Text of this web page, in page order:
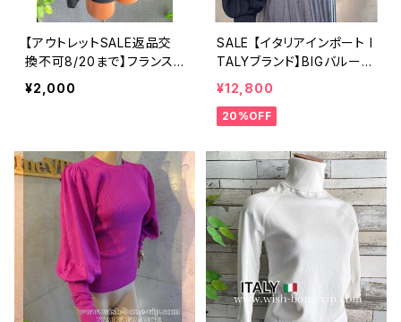
【アウトレットSALE返品交
換不可8/20まで】フランス
インポート｜ビスコース＆レ
ーヨン｜ボートネック 長袖
¥2,000
SALE 【イタリアインポート I
TALYブランド】BIGバルーン
長袖ニットセーター・トップ
ス/ブラック
¥12,800
20%OFF